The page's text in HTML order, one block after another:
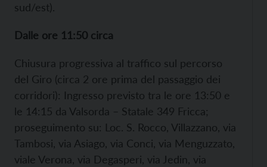
sud/est).
Dalle ore 11:50 circa
Chiusura progressiva al traffico sul percorso
del Giro (circa 2 ore prima del passaggio dei
corridori): Ingresso previsto tra le ore 13:50 e
le 14:15 da Valsorda – Statale 349 Fricca;
proseguimento su: Loc. S. Rocco, Villazzano, via
Tambosi, via Asiago, via Conci, via Menguzzato,
viale Verona, via Degasperi, via Jedin, via